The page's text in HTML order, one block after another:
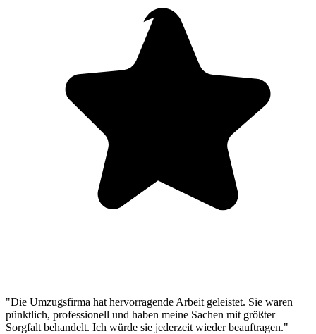
"Die Umzugsfirma hat hervorragende Arbeit geleistet. Sie waren
pünktlich, professionell und haben meine Sachen mit größter
Sorgfalt behandelt. Ich würde sie jederzeit wieder beauftragen."